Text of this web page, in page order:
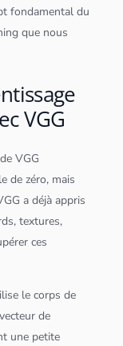
fondamental du
que nous
VGG
VGG
de zéro, mais
a déjà appris
textures,
ces
le corps de
de
une petite